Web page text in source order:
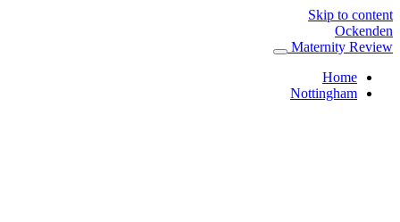
Skip to content
Ockenden
Maternity Review
Home
Nottingham